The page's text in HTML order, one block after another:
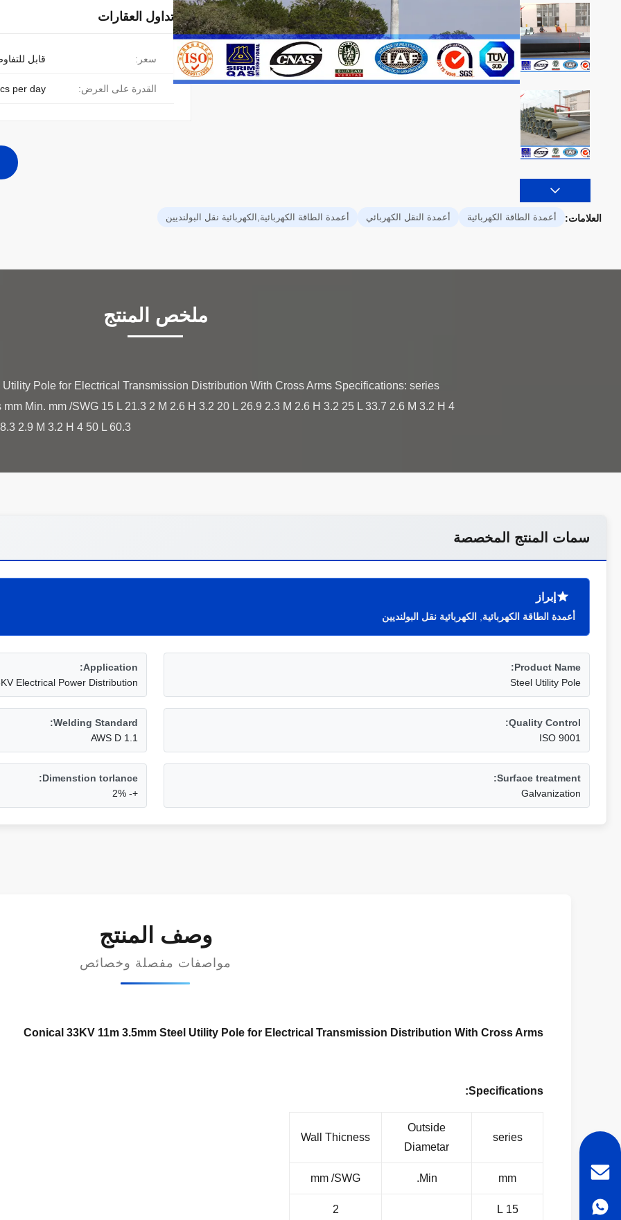
تداول العقارات
سعر: قابل
القدرة على العرض: per day
العلامات: أعمدة الطاقة الكهربائية أعمدة النقل الكهربائي أعمدة الطاقة الكهربائية,الكهربائية نقل البولنديين
ملخص المنتج
Pole for Electrical Transmission Distribution With Cross Arms Specifications: series
Min. mm /SWG 15 L 21.3 2 M 2.6 H 3.2 20 L 26.9 2.3 M 2.6 H 3.2 25 L 33.7 2.6 M 3.2 H 4
2.9 M 3.2 H 4 50 L 60.3 ...
سمات المنتج المخصصة
إبراز
أعمدة الطاقة الكهربائية الكهربائية نقل البولنديين
Product Name:
Steel Utility Pole
Application:
Electrical Power Distribution
Quality Control:
ISO 9001
Welding Standard:
AWS D 1.1
Surface treatment:
Galvanization
Dimenstion torlance:
+- 2%
وصف المنتج
مواصفات مفصلة وخصائص
Conical 33KV 11m 3.5mm Steel Utility Pole for Electrical Transmission Distribution With Cross Arms
Specifications:
series
Outside
Diametar
Wall Thicness
mm
Min.
mm /SWG
15 L
2